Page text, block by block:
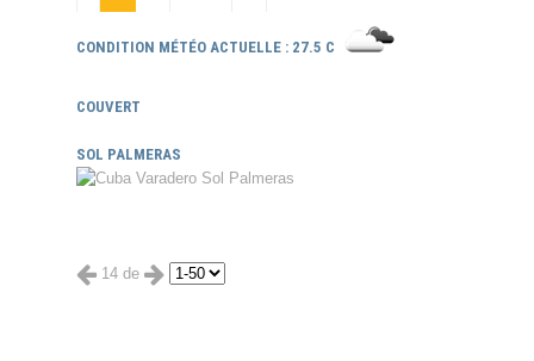
CONDITION MÉTÉO ACTUELLE : 27.5 C
COUVERT
SOL PALMERAS
14 de